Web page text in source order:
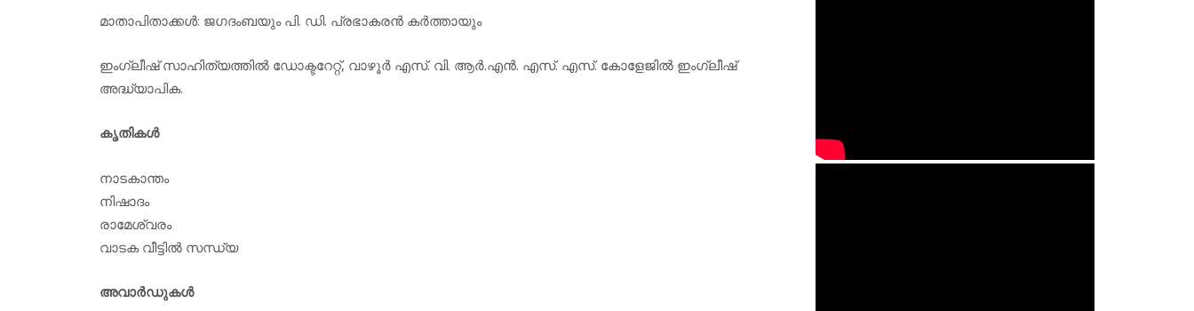
മാതാപിതാക്കള്‍: ജഗദംബയും പി. ഡി. പ്രഭാകരന്‍ കര്‍ത്തായും
ഇംഗ്ലീഷ് സാഹിത്യത്തില്‍ ഡോക്ടറേറ്റ്, വാഴൂര്‍ എസ്. വി. ആര്‍.എന്‍. എസ്. എസ്. കോളേജില്‍ ഇംഗ്ലീഷ്
അദ്ധ്യാപിക.
കൃതികള്‍
നാടകാന്തം
നിഷാദം
രാമേശ്വരം
വാടക വീട്ടില്‍ സന്ധ്യ
അവാര്‍ഡുകള്‍